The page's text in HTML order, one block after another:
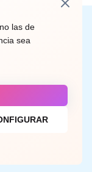
8 València
las de
sea